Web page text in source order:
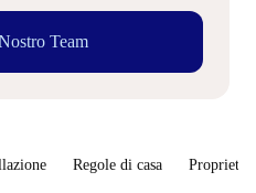
Team
Regole di casa